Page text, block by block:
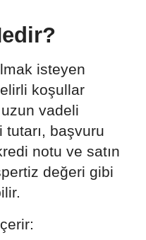
isteyen
koşullar
vadeli
başvuru
notu ve satın
değeri gibi